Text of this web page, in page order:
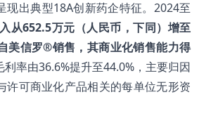
现出典型18A创新药企特征。2024至
从652.5万元（人民币，下同）增至
美信罗®销售，其商业化销售能力得
利率由36.6%提升至44.0%，主要归因
许可商业化产品相关的每单位无形资